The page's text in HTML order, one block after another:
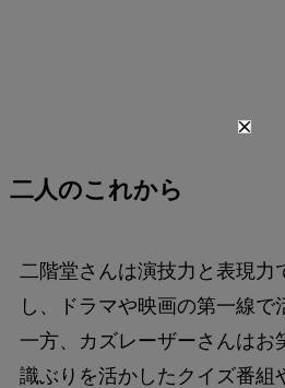
二人のこれから
二階堂さんは演技力と表現力
し、ドラマや映画の第一線で
一方、カズレーザーさんはお
識ぶりを活かしたクイズ番組